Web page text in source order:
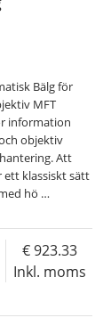
Bälg för
MFT
information
objektiv
Att
ett klassiskt sätt
hö …
Inkl. moms
923.33